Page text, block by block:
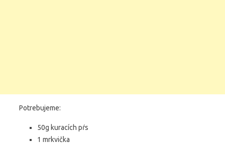
Potrebujeme:
50g kuracích pŕs
1 mrkvička